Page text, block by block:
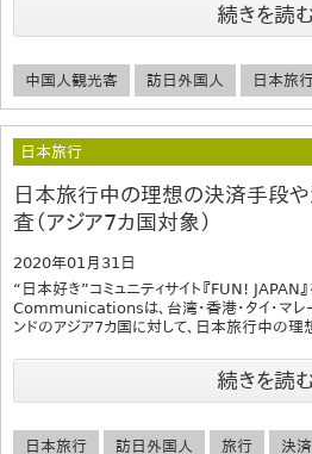
続きを読
中国人観光客 訪日外国人 日本旅
日本旅行
日本旅行中の理想の決済手段
査（アジア7カ国対象）
2020年01月31日
“日本好き”コミュニティサイト『FUN! JAPAN
Communicationsは、台湾・香港・タイ・マレー
ンドのアジア7カ国に対して、日本旅行中の
続きを読
日本旅行 訪日外国人 旅行 決済